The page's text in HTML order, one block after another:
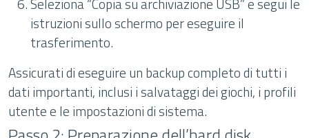
istruzioni sullo schermo per eseguire il
trasferimento.
Assicurati di eseguire un backup completo di tutti i
dati importanti, inclusi i salvataggi dei giochi, i profili
utente e le impostazioni di sistema.